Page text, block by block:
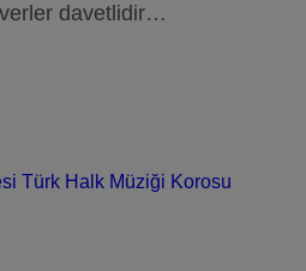
davetlidir…
Türk Halk Müziği Korosu